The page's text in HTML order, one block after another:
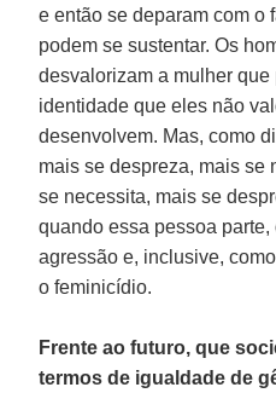
e então se deparam com o
podem se sustentar. Os
desvalorizam a mulher
identidade que eles não
desenvolvem. Mas, como
mais se despreza, mais se
se necessita, mais se
quando essa pessoa
agressão e, inclusive,
o feminicídio.
Frente ao futuro, que
termos de igualdade de